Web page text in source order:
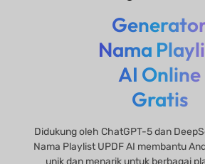
Nama
AI Online
Gratis
Didukung oleh ChatGPT-5 dan
Nama Playlist UPDF AI membantu
unik dan menarik untuk berbagai